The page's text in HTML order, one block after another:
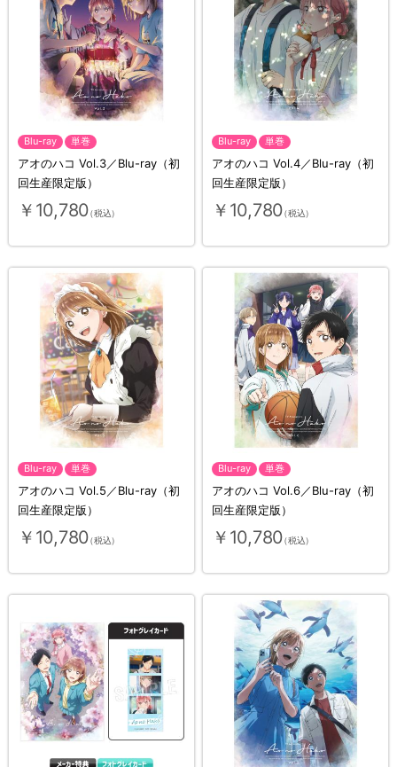
Blu-ray 単巻
アオのハコ Vol.3／Blu-ray（初
回生産限定版）
￥10,780（税込）
Blu-ray 単巻
アオのハコ Vol.4／Blu-ray（初
回生産限定版）
￥10,780（税込）
Blu-ray 単巻
アオのハコ Vol.5／Blu-ray（初
回生産限定版）
￥10,780（税込）
Blu-ray 単巻
アオのハコ Vol.6／Blu-ray（初
回生産限定版）
￥10,780（税込）